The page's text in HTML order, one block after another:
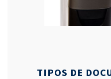
TIPOS DE